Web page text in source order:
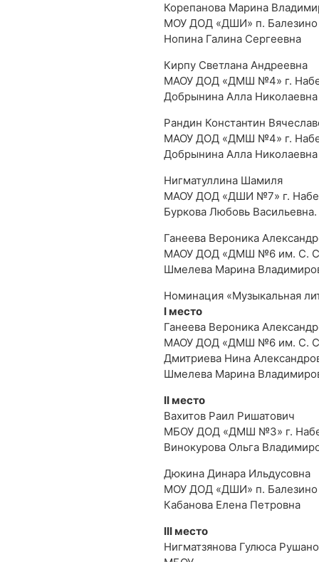
Корепанова Марина
МОУ ДОД «ДШИ» п. Балезино
Нопина Галина Сергеевна
Кирпу Светлана Андреевна
МАОУ ДОД «ДМШ №4» г.
Добрынина Алла Николаевна
Рандин Константин
МАОУ ДОД «ДМШ №4» г.
Добрынина Алла Николаевна
Нигматуллина Шамиля
МАОУ ДОД «ДШИ №7» г.
Буркова Любовь Васильевна.
Ганеева Вероника
МАОУ ДОД «ДМШ №6 им. С.
Шмелева Марина
Номинация «Музыкальная
I место
Ганеева Вероника
МАОУ ДОД «ДМШ №6 им. С.
Дмитриева Нина
Шмелева Марина
II место
Вахитов Раил Ришатович
МБОУ ДОД «ДМШ №3» г.
Винокурова Ольга
Дюкина Динара Ильдусовна
МОУ ДОД «ДШИ» п. Балезино
Кабанова Елена Петровна
III место
Нигматзянова Гулюса